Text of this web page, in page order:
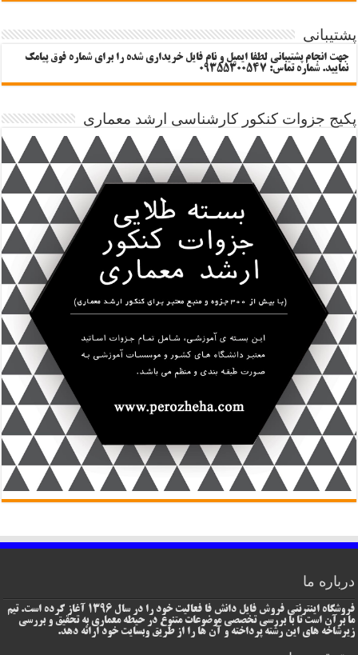
پشتیبانی
جهت انجام پشتیبانی لطفا ایمیل و نام فایل خریداری شده را برای شماره فوق پیامک
نمایید. شماره تماس: 09355300547
پکیج جزوات کنکور کارشناسی ارشد معماری
درباره ما
فروشگاه اینترنتی فروش فایل دانش فا فعالیت خود را در سال 1396 آغاز کرده است. تیم
ما برآن است تا با بررسی تخصصی موضوعات متنوع در حیطه معماری به تحقیق و بررسی
زیرشاخه های این رشته پرداخته و آن ها را از طریق وبسایت خود ارائه دهد.